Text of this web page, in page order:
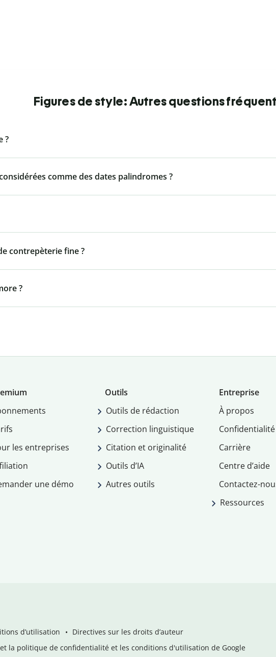
Figures de style: Autres questions
?
comme des dates palindromes ?
contrepèterie fine ?
?
les entreprises
une démo
Outils
Outils de rédaction
Correction linguistique
Citation et originalité
Outils d’IA
Autres outils
Entreprise
À propos
Confidentialité
Carrière
Centre d’aide
Contactez-
Ressources
d’utilisation
Directives sur les droits d’auteur
et la politique de confidentialité et les conditions d'utilisation de Google